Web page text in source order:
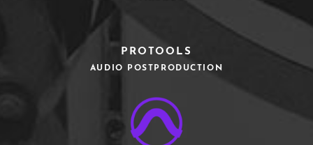
PROTOOLS
AUDIO POSTPRODUCTION